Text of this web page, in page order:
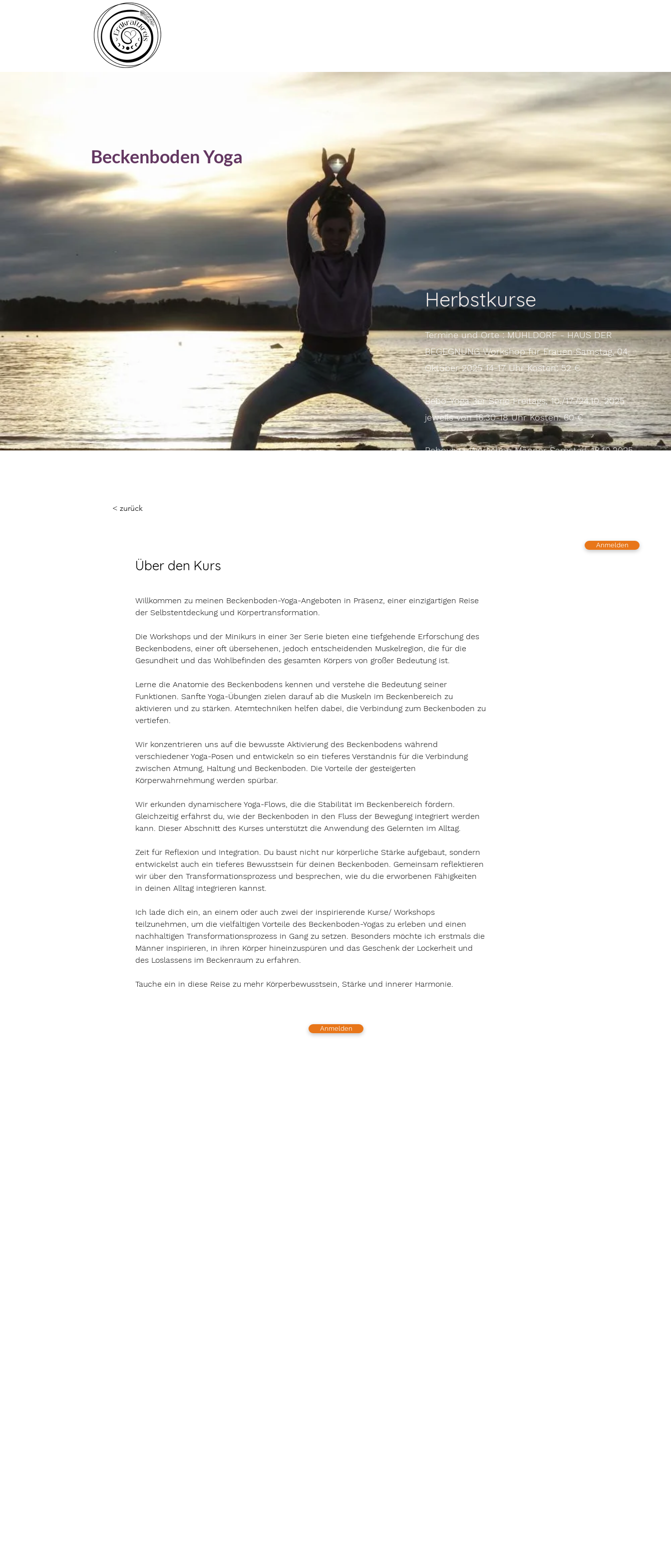
Herbstkurse
Termine und Orte : MÜHLDORF - HAUS DER
BEGEGNUNG Workshop für Frauen Samstag, 04.
Oktober 2025 14-17 Uhr Kosten: 52 €
Bebo-Yoga 3er Serie Freitags, 10./17./24.10. 2025
jeweils von 16.30-18 Uhr Kosten: 60 €
Beboyoga-Workshop Männer Samstag, 18.10.2025
Anmelden
Beckenboden Yoga
< zurück
Über den Kurs
Willkommen zu meinen Beckenboden-Yoga-Angeboten in Präsenz, einer einzigartigen Reise
der Selbstentdeckung und Körpertransformation.
Die Workshops und der Minikurs in einer 3er Serie bieten eine tiefgehende Erforschung des
Beckenbodens, einer oft übersehenen, jedoch entscheidenden Muskelregion, die für die
Gesundheit und das Wohlbefinden des gesamten Körpers von großer Bedeutung ist.
Lerne die Anatomie des Beckenbodens kennen und verstehe die Bedeutung seiner
Funktionen. Sanfte Yoga-Übungen zielen darauf ab die Muskeln im Beckenbereich zu
aktivieren und zu stärken. Atemtechniken helfen dabei, die Verbindung zum Beckenboden zu
vertiefen.
Wir konzentrieren uns auf die bewusste Aktivierung des Beckenbodens während
verschiedener Yoga-Posen und entwickeln so ein tieferes Verständnis für die Verbindung
zwischen Atmung, Haltung und Beckenboden. Die Vorteile der gesteigerten
Körperwahrnehmung werden spürbar.
Wir erkunden dynamischere Yoga-Flows, die die Stabilität im Beckenbereich fördern.
Gleichzeitig erfährst du, wie der Beckenboden in den Fluss der Bewegung integriert werden
kann. Dieser Abschnitt des Kurses unterstützt die Anwendung des Gelernten im Alltag.
Zeit für Reflexion und Integration. Du baust nicht nur körperliche Stärke aufgebaut, sondern
entwickelst auch ein tieferes Bewusstsein für deinen Beckenboden. Gemeinsam reflektieren
wir über den Transformationsprozess und besprechen, wie du die erworbenen Fähigkeiten
in deinen Alltag integrieren kannst.
Ich lade dich ein, an einem oder auch zwei der inspirierende Kurse/ Workshops
teilzunehmen, um die vielfältigen Vorteile des Beckenboden-Yogas zu erleben und einen
nachhaltigen Transformationsprozess in Gang zu setzen. Besonders möchte ich erstmals die
Männer inspirieren, in ihren Körper hineinzuspüren und das Geschenk der Lockerheit und
des Loslassens im Beckenraum zu erfahren.
Tauche ein in diese Reise zu mehr Körperbewusstsein, Stärke und innerer Harmonie.
Anmelden